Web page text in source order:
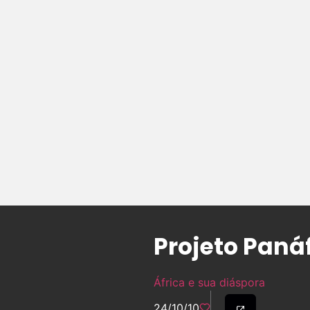
Projeto
África e sua diáspora